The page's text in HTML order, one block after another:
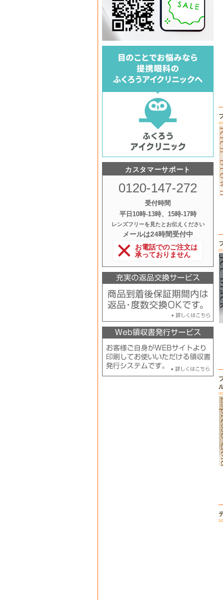
カスタマーサポート
0120-147-272
受付時間
平日10時‐13時、15時‐17時
レンズフリーを見たとお伝えください
メールは24時間受付中
お電話でのご注文は
承っておりません